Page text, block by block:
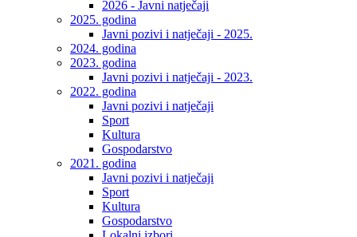
2026 - Javni natječaji
2025. godina
Javni pozivi i natječaji - 2025.
2024. godina
2023. godina
Javni pozivi i natječaji - 2023.
2022. godina
Javni pozivi i natječaji
Sport
Kultura
Gospodarstvo
2021. godina
Javni pozivi i natječaji
Sport
Kultura
Gospodarstvo